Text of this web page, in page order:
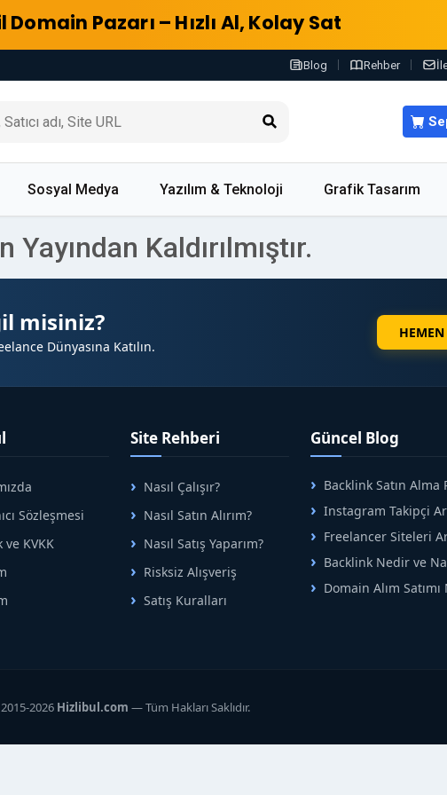
Domain Pazarı – Hızlı Al, Kolay Sat
Blog Rehber
Sosyal Medya Yazılım & Teknoloji Grafik Tasarım
Yayından Kaldırılmıştır.
misiniz?
Dünyasına Katılın.
Sözleşmesi
ve KVKK
Site Rehberi
Nasıl Çalışır?
Nasıl Satın Alırım?
Nasıl Satış Yaparım?
Risksiz Alışveriş
Satış Kuralları
Güncel Blog
Backlink Satın
Instagram Takipçi
Büyüme Rehberi
Freelancer Siteleri
Backlink Nedir ve
Domain Alım Satımı
2026 Hizlibul.com — Tüm Hakları Saklıdır.